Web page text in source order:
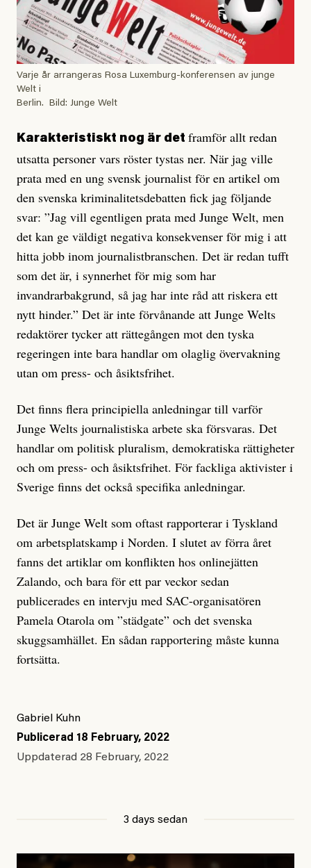
Varje år arrangeras Rosa Luxemburg-konferensen av junge
Welt i
Berlin. Bild: Junge Welt
Karakteristiskt nog är det framför allt redan
utsatta personer vars röster tystas ner. När jag ville
prata med en ung svensk journalist för en artikel om
den svenska kriminalitetsdebatten fick jag följande
svar: ”Jag vill egentligen prata med Junge Welt, men
det kan ge väldigt negativa konsekvenser för mig i att
hitta jobb inom journalistbranschen. Det är redan tufft
som det är, i synnerhet för mig som har
invandrarbakgrund, så jag har inte råd att riskera ett
nytt hinder.” Det är inte förvånande att Junge Welts
redaktörer tycker att rättegången mot den tyska
regeringen inte bara handlar om olaglig övervakning
utan om press- och åsiktsfrihet.
Det finns flera principiella anledningar till varför
Junge Welts journalistiska arbete ska försvaras. Det
handlar om politisk pluralism, demokratiska rättigheter
och om press- och åsiktsfrihet. För fackliga aktivister i
Sverige finns det också specifika anledningar.
Det är Junge Welt som oftast rapporterar i Tyskland
om arbetsplatskamp i Norden. I slutet av förra året
fanns det artiklar om konflikten hos onlinejätten
Zalando, och bara för ett par veckor sedan
publicerades en intervju med SAC-organisatören
Pamela Otarola om ”städgate” och det svenska
skuggsamhället. En sådan rapportering måste kunna
fortsätta.
Gabriel Kuhn
Publicerad 18 February, 2022
Uppdaterad 28 February, 2022
3 days sedan